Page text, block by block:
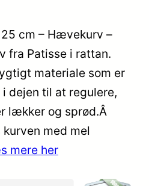
cm – Hævekurv –
fra Patisse i rattan.
materiale som er
dejen til at regulere,
lækker og sprød.Â
med mel
mere her